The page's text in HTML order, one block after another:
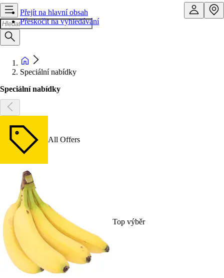
Přejít na hlavní obsah
Přeskočit na vyhledávání
Speciální nabídky
Speciální nabídky
All Offers
Top výběr